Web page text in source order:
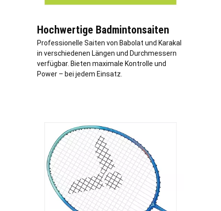
Hochwertige Badmintonsaiten
Professionelle Saiten von Babolat und Karakal
in verschiedenen Längen und Durchmessern
verfügbar. Bieten maximale Kontrolle und
Power – bei jedem Einsatz.